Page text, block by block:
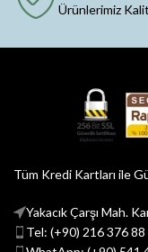
Ürünlerimiz
Tüm Kredi Kartları ile
Yakacık Çarşı Mah.
Tel: (+90) 216 376 88